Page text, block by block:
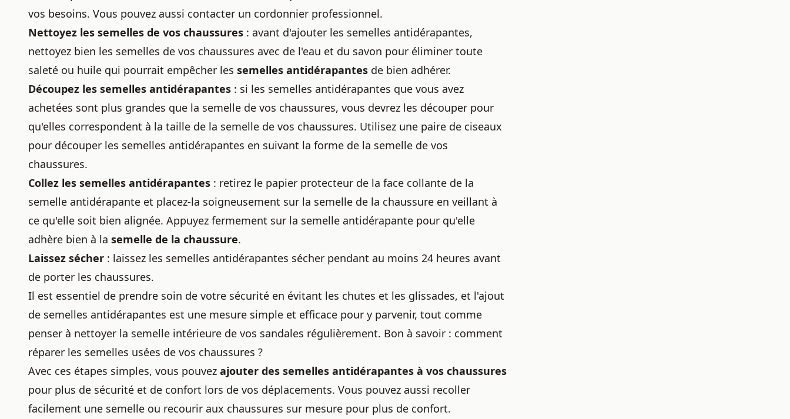
vos besoins. Vous pouvez aussi contacter un cordonnier professionnel.
Nettoyez les semelles de vos chaussures : avant d'ajouter les semelles antidérapantes,
nettoyez bien les semelles de vos chaussures avec de l'eau et du savon pour éliminer toute
saleté ou huile qui pourrait empêcher les semelles antidérapantes de bien adhérer.
Découpez les semelles antidérapantes : si les semelles antidérapantes que vous avez
achetées sont plus grandes que la semelle de vos chaussures, vous devrez les découper pour
qu'elles correspondent à la taille de la semelle de vos chaussures. Utilisez une paire de ciseaux
pour découper les semelles antidérapantes en suivant la forme de la semelle de vos
chaussures.
Collez les semelles antidérapantes : retirez le papier protecteur de la face collante de la
semelle antidérapante et placez-la soigneusement sur la semelle de la chaussure en veillant à
ce qu'elle soit bien alignée. Appuyez fermement sur la semelle antidérapante pour qu'elle
adhère bien à la semelle de la chaussure.
Laissez sécher : laissez les semelles antidérapantes sécher pendant au moins 24 heures avant
de porter les chaussures.
Il est essentiel de prendre soin de votre sécurité en évitant les chutes et les glissades, et l'ajout
de semelles antidérapantes est une mesure simple et efficace pour y parvenir, tout comme
penser à nettoyer la semelle intérieure de vos sandales régulièrement. Bon à savoir : comment
réparer les semelles usées de vos chaussures ?
Avec ces étapes simples, vous pouvez ajouter des semelles antidérapantes à vos chaussures
pour plus de sécurité et de confort lors de vos déplacements. Vous pouvez aussi recoller
facilement une semelle ou recourir aux chaussures sur mesure pour plus de confort.